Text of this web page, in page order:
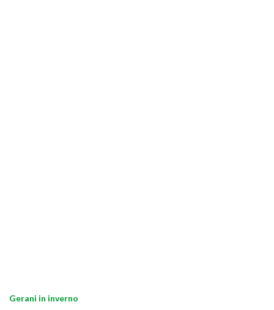
Gerani in inverno